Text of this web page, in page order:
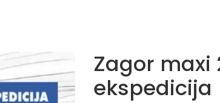
Zagor maxi
ekspedicija